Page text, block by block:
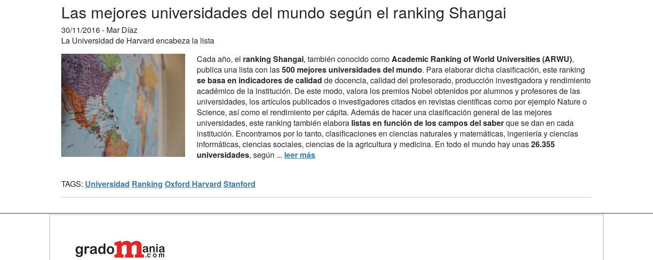
Las mejores universidades del mundo según el ranking Shangai
30/11/2016 - Mar Díaz
La Universidad de Harvard encabeza la lista
Cada año, el ranking Shangai, también conocido comoAcademic Ranking of World Universities (ARWU),
publica una lista con las500 mejores universidades del mundo. Para elaborar dicha clasificación, este ranking
se basa en indicadores de calidad de docencia, calidad del profesorado, producción investigadora y rendimiento
académico de la institución. De este modo, valora los premios Nobel obtenidos por alumnos y profesores de las
universidades, los artículos publicados o investigadores citados en revistas científicas como por ejemplo Nature o
Science, así como el rendimiento per cápita. Además de hacer una clasificación general de las mejores
universidades, este ranking también elabora listas en función de los campos del saberque se dan en cada
institución. Encontramos por lo tanto, clasificaciones en ciencias naturales y matemáticas, ingeniería y ciencias
informáticas, ciencias sociales, ciencias de la agricultura y medicina. En todo el mundo hay unas26.355
universidades, según ... leer más
TAGS: Universidad Ranking Oxford Harvard Stanford